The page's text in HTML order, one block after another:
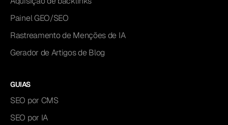
Painel GEO/SEO
Rastreamento de Menções de IA
Gerador de Artigos de Blog
GUIAS
SEO por CMS
SEO por IA